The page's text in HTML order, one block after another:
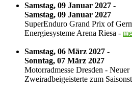
Samstag, 09 Januar 2027 -
Samstag, 09 Januar 2027
SuperEnduro Grand Prix of
Energiesysteme Arena Riesa -
Samstag, 06 März 2027 -
Sonntag, 07 März 2027
Motorradmesse Dresden -
Zweiradbeigeisterte zum